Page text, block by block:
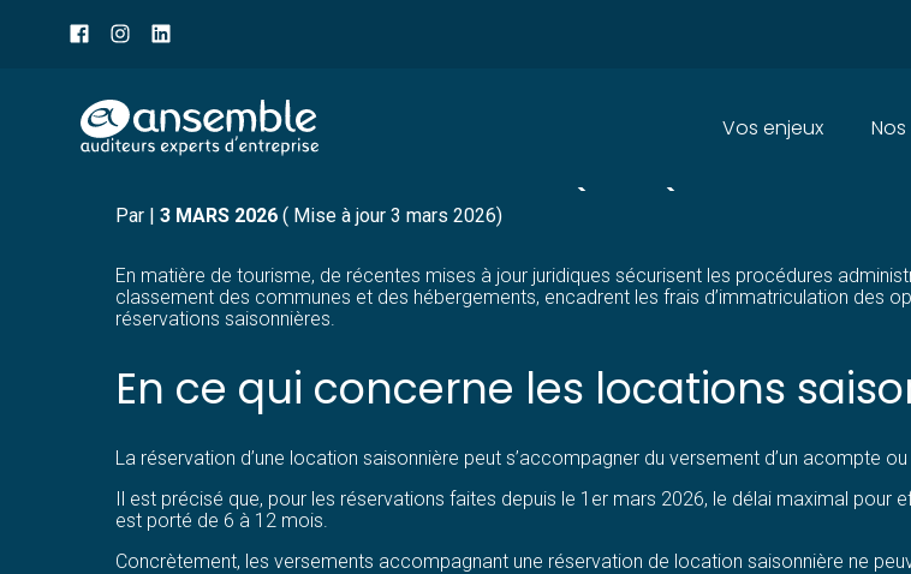
header
Aller
au
Principal
Vos enjeux
SECTEUR DU TOURISME : QUELQUES
Par | 3 MARS 2026( Mise à jour 3 mars 2026)
En matière de tourisme, de récentes mises à jour juridiques sécurisent les procédures
classement des communes et des hébergements, encadrent les frais d’immatriculation des
réservations saisonnières.
En ce qui concerne les locations
La réservation d’une location saisonnière peut s’accompagner du versement d’un acompte ou
Il est précisé que, pour les réservations faites depuis le 1er mars 2026, le délai maximal
est porté de 6 à 12 mois.
Concrètement, les versements accompagnant une réservation de location saisonnière ne